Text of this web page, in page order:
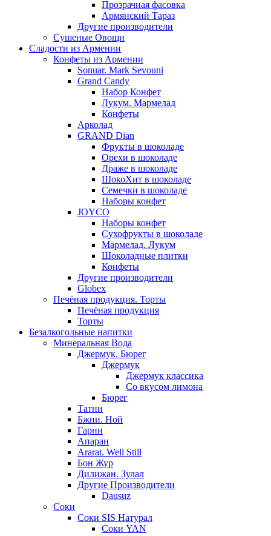
Прозрачная фасовка
Армянский Тараз
Другие производители
Сушеные Овощи
Сладости из Армении
Конфеты из Армении
Sonuar. Mark Sevouni
Grand Candy
Набор Конфет
Лукум. Мармелад
Конфеты
Арколад
GRAND Dian
Фрукты в шоколаде
Орехи в шоколаде
Драже в шоколаде
ШокоХит в шоколаде
Семечки в шоколаде
Наборы конфет
JOYCO
Наборы конфет
Сухофрукты в шоколаде
Мармелад. Лукум
Шоколадные плитки
Конфеты
Другие производители
Globex
Печёная продукция. Торты
Печёная продукция
Торты
Безалкогольные напитки
Минеральная Вода
Джермук. Бюрег
Джермук
Джермук классика
Со вкусом лимона
Бюрег
Татни
Бжни. Ной
Гарни
Апаран
Ararat. Well Still
Бон Жур
Дилижан. Зулал
Другие Производители
Dausuz
Соки
Соки SIS Натурал
Соки YAN